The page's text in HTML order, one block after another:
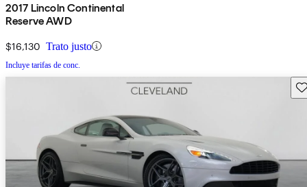
2017 Lincoln Continental
Reserve AWD
$16,130 Trato justo
Incluye tarifas de conc.